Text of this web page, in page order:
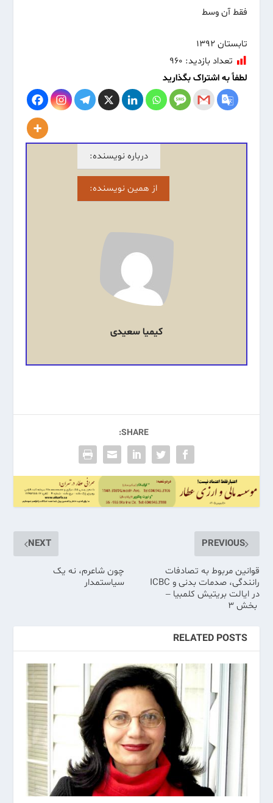
فقط آن وسط
تابستان ۱۳۹۲
تعداد بازدید: ۹۶۰
لطفاً به اشتراک بگذارید
درباره نویسنده:
از همین نویسنده:
کیمیا سعیدی
SHARE:
PREVIOUS
قوانین مربوط به تصادفات
رانندگی، صدمات بدنی و ICBC
در ایالت بریتیش کلمبیا –
بخش ۳
NEXT
چون شاعرم، نه یک
سیاستمدار
RELATED POSTS